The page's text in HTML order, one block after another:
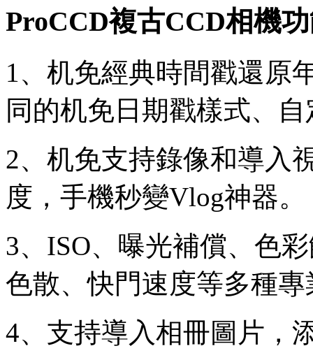
ProCCD複古CCD相機
1、机免經典時間戳還原
同的机免日期戳樣式、
2、机免支持錄像和導入
度，手機秒變Vlog神器。
3、ISO、曝光補償、色
色散、快門速度等多種
4、支持導入相冊圖片，